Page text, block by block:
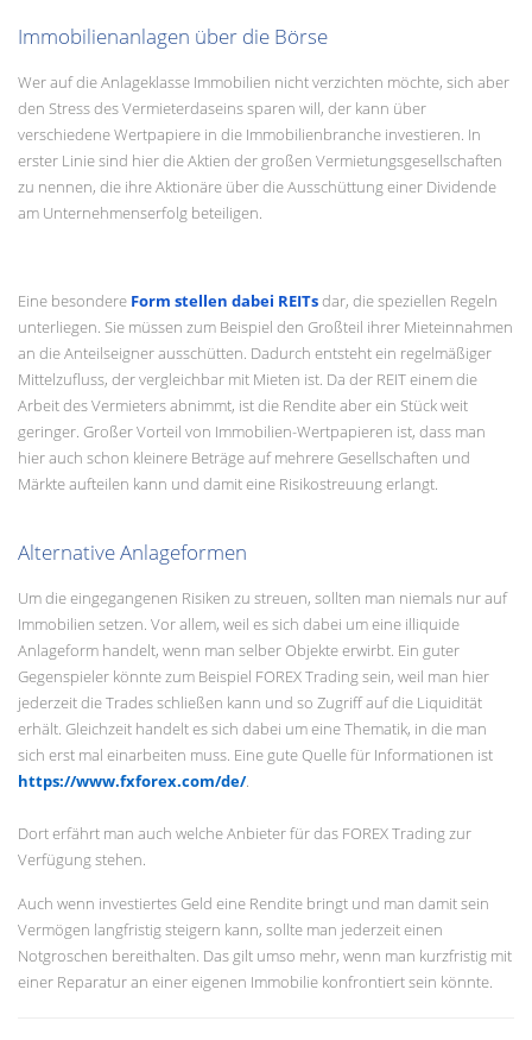
Immobilienanlagen über die Börse
Wer auf die Anlageklasse Immobilien nicht verzichten möchte, sich aber
den Stress des Vermieterdaseins sparen will, der kann über
verschiedene Wertpapiere in die Immobilienbranche investieren. In
erster Linie sind hier die Aktien der großen Vermietungsgesellschaften
zu nennen, die ihre Aktionäre über die Ausschüttung einer Dividende
am Unternehmenserfolg beteiligen.
Eine besondere Form stellen dabei REITsdar, die speziellen Regeln
unterliegen. Sie müssen zum Beispiel den Großteil ihrer Mieteinnahmen
an die Anteilseigner ausschütten. Dadurch entsteht ein regelmäßiger
Mittelzufluss, der vergleichbar mit Mieten ist. Da der REIT einem die
Arbeit des Vermieters abnimmt, ist die Rendite aber ein Stück weit
geringer. Großer Vorteil von Immobilien-Wertpapieren ist, dass man
hier auch schon kleinere Beträge auf mehrere Gesellschaften und
Märkte aufteilen kann und damit eine Risikostreuung erlangt.
Alternative Anlageformen
Um die eingegangenen Risiken zu streuen, sollten man niemals nur auf
Immobilien setzen. Vor allem, weil es sich dabei um eine illiquide
Anlageform handelt, wenn man selber Objekte erwirbt. Ein guter
Gegenspieler könnte zum Beispiel FOREX Trading sein, weil man hier
jederzeit die Trades schließen kann und so Zugriff auf die Liquidität
erhält. Gleichzeit handelt es sich dabei um eine Thematik, in die man
sich erst mal einarbeiten muss. Eine gute Quelle für Informationen ist
https://www.fxforex.com/de/.
Dort erfährt man auch welche Anbieter für das FOREX Trading zur
Verfügung stehen.
Auch wenn investiertes Geld eine Rendite bringt und man damit sein
Vermögen langfristig steigern kann, sollte man jederzeit einen
Notgroschen bereithalten. Das gilt umso mehr, wenn man kurzfristig mit
einer Reparatur an einer eigenen Immobilie konfrontiert sein könnte.